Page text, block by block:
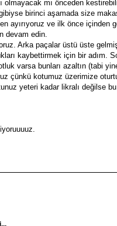
olmayacak mı önceden
birinci aşamada size
ayırıyoruz ve ilk önce içinden
devam edin.
Arka paçalar üstü üste
kaybettirmek için bir adım.
varsa bunları azaltın (tabi
çünkü kotumuz üzerimize
yeteri kadar likralı değilse